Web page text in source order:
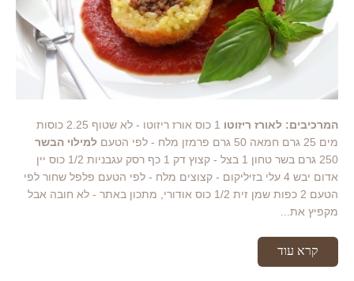
המרכיבים: לאורז ריזוטו
1 כוס אורז ריזוטו - לא שטוף 2.25 כוסות
מים 25 גרם חמאה 50 גרם פרמזן מלח - לפי הטעם
למילוי הבשר
250 גרם בשר טחון 1 בצל - קצוץ דק 1 כף רסק עגבניות 1/2 כוס יין
אדום יבש 4 עלי בזיליקום - קצוצים מלח - לפי הטעם פלפל שחור לפי
הטעם 2 כפות שמן זית 1/2 כוס אודורי, מתכון באתר - לא חובה אבל
מקפיץ את...
קרא עוד